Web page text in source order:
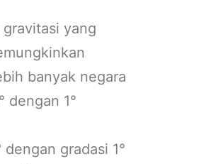
yang
banyak negara
dengan 1°
gradasi 1°